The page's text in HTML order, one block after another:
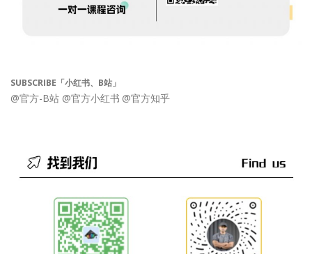
SUBSCRIBE「小红书、B站」
@官方-B站 @官方小红书 @官方知乎